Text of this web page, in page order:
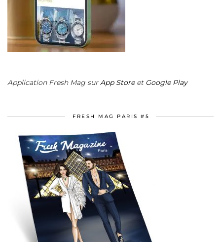
Application Fresh Mag surApp Storeet Google Play
FRESH MAG PARIS #5